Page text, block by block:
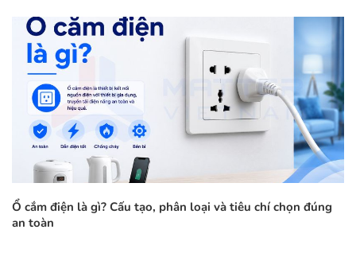
Ổ cắm điện là gì? Cấu tạo, phân loại và tiêu chí chọn đúng
an toàn